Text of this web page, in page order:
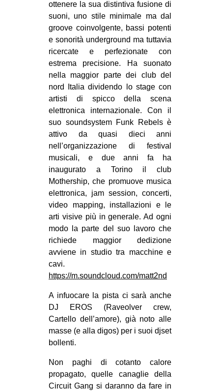
ESTREMO ORIENTE
EUROPA
MEDIO ORIENTE
MONDO
EVENTI
in
Fb
tw
bsky
SEARCH
ottenere la sua distintiva fusione di
suoni, uno stile minimale ma dal
groove coinvolgente, bassi potenti
e sonorità underground ma tuttavia
ricercate e perfezionate con
estrema precisione. Ha suonato
nella maggior parte dei club del
nord Italia dividendo lo stage con
artisti di spicco della scena
elettronica internazionale. Con il
suo soundsystem Funk Rebels è
attivo da quasi dieci anni
nell’organizzazione di festival
musicali, e due anni fa ha
inaugurato a Torino il club
Mothership, che promuove musica
elettronica, jam session, concerti,
video mapping, installazioni e le
arti visive più in generale. Ad ogni
modo la parte del suo lavoro che
richiede maggior dedizione
avviene in studio tra macchine e
cavi.
https://m.soundcloud.com/matt2nd
A infuocare la pista ci sarà anche
DJ EROS (Raveolver crew,
Cartello dell’amore), già noto alle
masse (e alla digos) per i suoi djset
bollenti.
Non paghi di cotanto calore
propagato, quelle canaglie della
Circuit Gang si daranno da fare in